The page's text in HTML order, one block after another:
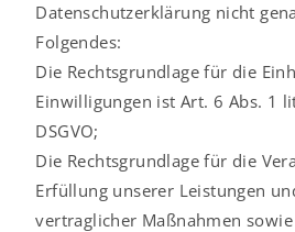
Datenschutzerklärung nicht
Folgendes:
Die Rechtsgrundlage für die
Einwilligungen ist Art. 6 Abs. 1
DSGVO;
Die Rechtsgrundlage für die
Erfüllung unserer Leistungen
vertraglicher Maßnahmen